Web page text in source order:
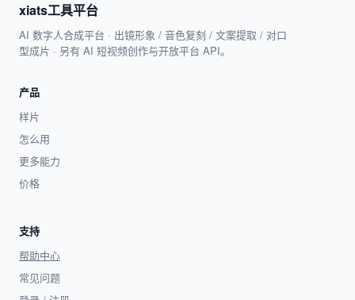
xiats工具平台
AI 数字人合成平台 · 出镜形象 / 音色复刻 / 文案提取 / 对口
型成片 · 另有 AI 短视频创作与开放平台 API。
产品
样片
怎么用
更多能力
价格
支持
帮助中心
常见问题